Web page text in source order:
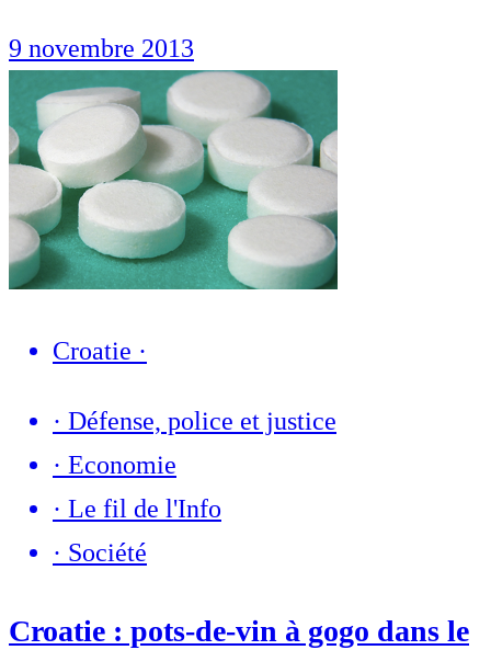
9 novembre 2013
Croatie ·
· Défense, police et justice
· Economie
· Le fil de l'Info
· Société
Croatie : pots-de-vin à gogo dans le